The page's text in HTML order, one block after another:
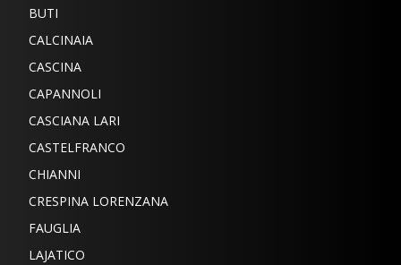
BUTI
CALCINAIA
CASCINA
CAPANNOLI
CASCIANA LARI
CASTELFRANCO
CHIANNI
CRESPINA LORENZANA
FAUGLIA
LAJATICO